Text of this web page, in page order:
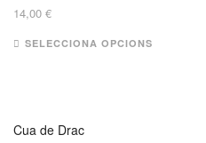
14,00 €
SELECCIONA OPCIONS
Cua de Drac